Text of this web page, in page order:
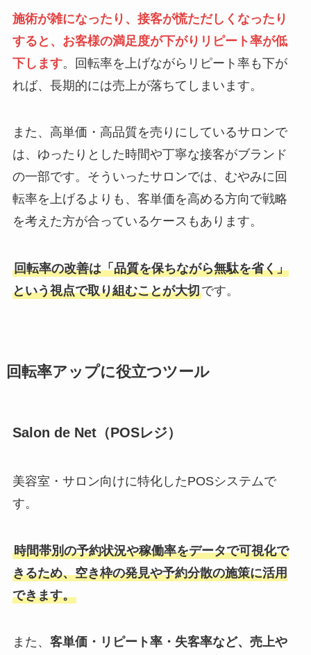
施術が雑になったり、接客が慌ただしくなったり
すると、お客様の満足度が下がりリピート率が低
下します。回転率を上げながらリピート率も下が
れば、長期的には売上が落ちてしまいます。
また、高単価・高品質を売りにしているサロンで
は、ゆったりとした時間や丁寧な接客がブランド
の一部です。そういったサロンでは、むやみに回
転率を上げるよりも、客単価を高める方向で戦略
を考えた方が合っているケースもあります。
回転率の改善は「品質を保ちながら無駄を省く」
という視点で取り組むことが大切です。
回転率アップに役立つツール
Salon de Net（POSレジ）
美容室・サロン向けに特化したPOSシステムで
す。
時間帯別の予約状況や稼働率をデータで可視化で
きるため、空き枠の発見や予約分散の施策に活用
できます。
また、 客単価・リピート率・失客率など、売上や